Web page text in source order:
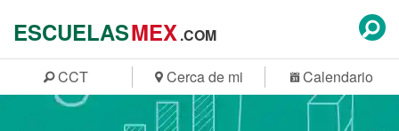
ESCUELASMEX.COM
CCT Cerca de mi Calendario